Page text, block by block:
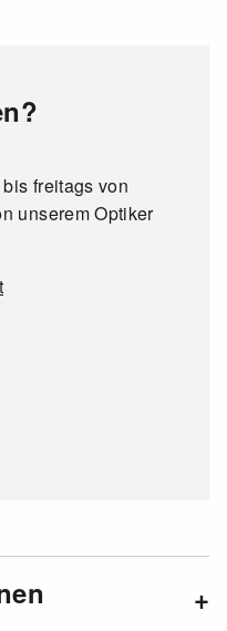
freitags von
unserem Optiker